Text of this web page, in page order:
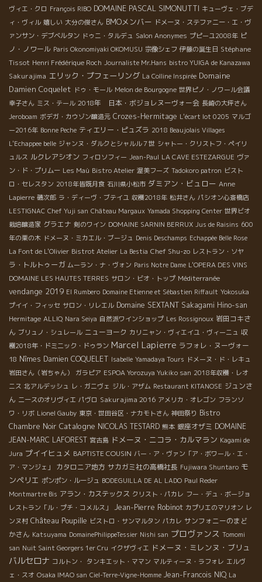
ヴィエ・クロ François RIBO DOMAINE PASCAL SIMONUTTI キューヴェ・ブデ
ィ・ヴィル 嬉しい 大分の俊さん BMOメンバー ドメーヌ・ステファニー・エ・ヴ
ァンサン・デブベルタン ドゥニ・タルデュ Salon Anonymes プピーユ2008年 ピ
ノ・ノワール Paris Okonomiyaki OKOMUSU 宗像シェフ 伊藤の誕生日 Stéphane
Tissot Henri Frédérique Roch Journaliste Mr.Hans bistro YUIGA de Kanazawa
Sakurajima エリック・プフェーリング La Colline Inspirée Domaine
Damien Coquelet ドゥ・モール Melon de Bourgogne 世界ピノ・ノワール会議
幸子さん ミス・テール 2018年 日本・ボジョレヌーヴォー会 長崎の大坪さん
Jeroboam ボデガ・カウゾン醸造元 Crozes-Hermitage L'écart lot 0205 マルゴ
ー2016年 Bonne Peche ティエリー・ピュズラ 2018 Beaujolais Villages
L'Echappee belle ジャンヌ・ダルクとシャルル７世 シャトー・クリストフ・ペイリ
ュルス ルクレアシオン フィロソフィー Jean-Paul LA CAVE ESTEZARGUE ヴァ
ン・ド・プリムー Les Maù Bistro Atelier 渥美フーズ Tadokoro patron ビスト
ロ・セレスタン 2018年皆既月食 石川県小松市 ダミアン・ビュロー Anne
Lapierre 磯次郎 ラ・ディーヴ・ブテイユ 収穫2018年 松井さん パシオン心斎橋店
LESTIGNAC Chef Yuji san Château Margaux Yamada Shopping Center 世界ビオ
栽培醸造家 グラエナ 剣のワイン DOMAINE SARNIN BERRUX Jus de Raisins 600
年の栗の木 ドメーヌ・ミカエル・ブージュ Denis Deschamps Echappée Belle Rose
La Font de L'Olivier Bistrot Atelier La Bestia Chef Shu-zo レストラン・ソヤ
ラ・トルトゥーガ ムーラン・ナ・ヴォン Paris Notre Dame L'OPERA DES VINS
DOMAINE LES HAUTES TERRES サロン・ビオ・トップ Méditerranée
vendange 2019 El Rumbero Domaine Etienne et Sébastien Riffault Yokosuka
プイイ・フィッセ サロン・リレエル Domaine SEXTANT Sakagami Hino-san
Hermitage ALLIQ Nara Seiya 自然派ワインショップ Les Rossignoux 岩田コキさ
ん ブリュノ・シュレール ニューヨーク カリニャン・ヴィエイユ・ヴィーニュ 収
穫2018年・ドミニック・ドゥラン Marcel Lapierre ラフォレ・ヌーヴォー
18 Nîmes Damien COQUELET Isabelle Yamadaya Tours ドメーヌ・ド・レキュ
岩田さん（岩ちゃん）
ガラピア ESPOA Yorozuya Yukiko san 2018年収穫・レオ
ニス 北アルデッシュ レ・ガニヴェ ジル・アザム Restaurant KITANOSE ジュンさ
ん ニースのオリヴィエ パヴロ Sakurajima 2016 アメリカ・オレゴン フランソ
ワ・リボ Lionel Gauby 東京・世田谷区・ナカモトさん 神田祭り Bistro
Chambre Noir Catalogne NICOLAS TESTARD 熊本 銀座オザミ DOMAINE
JEAN-MARC LAFOREST 宮古島 ドメーヌ・ニコラ・カルマラン Kagami de
Jura プイイヒュメ BAPTISTE COUSIN バー・ア・ヴァン「ア・ボワール・エ・
ア・マンジェ」
カタロニア地方 サカガミ社の高橋社長 Fujiwara Shuntaro モ
ンペリエ ポンポン・ルージュ BODEGUILLA DE AL LADO Paul Reder
Montmartre Bis アラン・カステックス クリスト・パカレ フー・デュ・ボージョ
レストラン「ル・プチ・コメルス」
Jean-Pierre Robinot カプリエのマリオン レ
ンヌ村 Château Poupille ビストロ・サンマルタン パカレ サンフォニーのまど
かさん Katsuyama DomainePhilippeTessier Nishi san プロヴァンス Tomomi
san Nuit Saint Georgers 1er Cru イクザヴィエ ドメーヌ・ミレンヌ・ブリュ
バルセロナ コルトン・ タンキエット・ママン マルティーヌ・ラフォレ エルヴ
ェ・スオ Osaka IMAO san Ciel-Terre-Vigne-Homme Jean-Francois NIQ La